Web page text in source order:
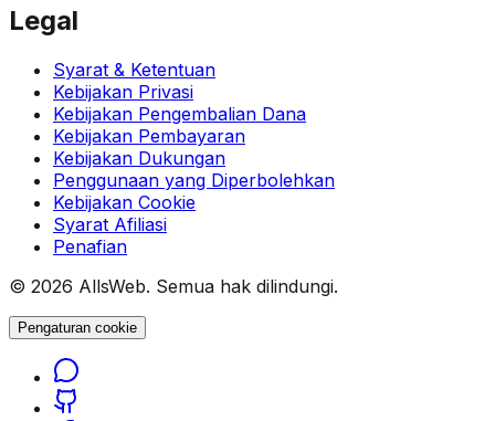
Legal
Syarat & Ketentuan
Kebijakan Privasi
Kebijakan Pengembalian Dana
Kebijakan Pembayaran
Kebijakan Dukungan
Penggunaan yang Diperbolehkan
Kebijakan Cookie
Syarat Afiliasi
Penafian
© 2026 AllsWeb. Semua hak dilindungi.
Pengaturan cookie